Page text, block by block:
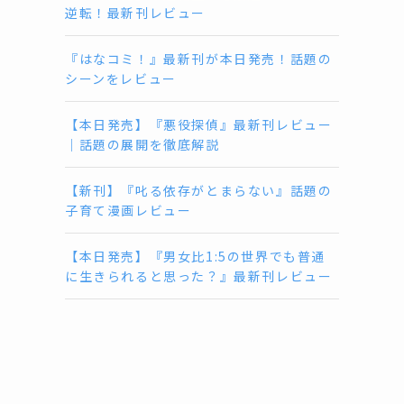
逆転！最新刊レビュー
『はなコミ！』最新刊が本日発売！話題の
シーンをレビュー
【本日発売】『悪役探偵』最新刊レビュー
｜話題の展開を徹底解説
【新刊】『叱る依存がとまらない』話題の
子育て漫画レビュー
【本日発売】『男女比1:5の世界でも普通
に生きられると思った？』最新刊レビュー